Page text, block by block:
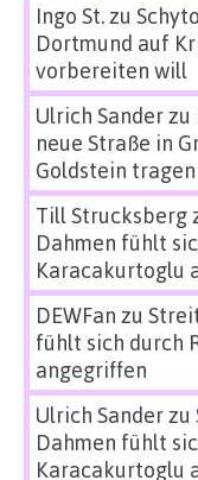
Ingo St.zu
Dortmund auf
vorbereiten will
Ulrich Sanderzu
neue Straße in
Goldstein tragen
Till Strucksberg
Dahmen fühlt
Karacakurtoglu
DEWFan zu
fühlt sich durch
angegriffen
Ulrich Sanderzu
Dahmen fühlt
Karacakurtoglu